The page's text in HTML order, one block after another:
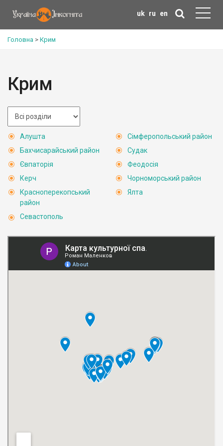
uk ru en
Головна > Крим
Крим
Алушта
Бахчисарайський район
Євпаторія
Керч
Красноперекопський
район
Севастополь
Сімферопольський район
Судак
Феодосія
Чорноморський район
Ялта